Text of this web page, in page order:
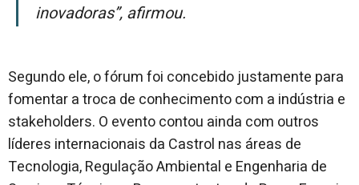
inovadoras”, afirmou.
Segundo ele, o fórum foi concebido justamente para
fomentar a troca de conhecimento com a indústria e
stakeholders. O evento contou ainda com outros
líderes internacionais da Castrol nas áreas de
Tecnologia, Regulação Ambiental e Engenharia de